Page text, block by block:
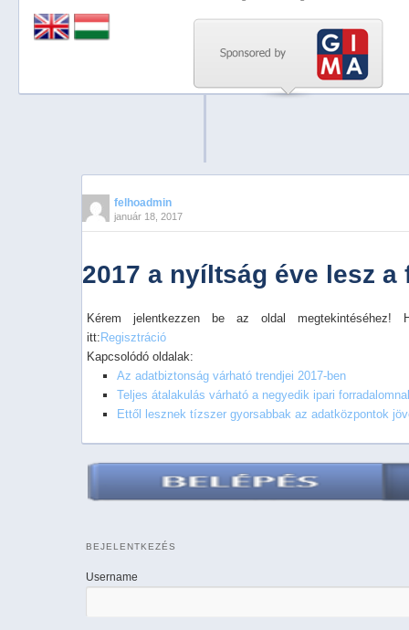
felhoadmin
január 18, 2017
2017 a nyíltság éve lesz a
Kérem jelentkezzen be az oldal megtekintéséhez!
itt: Regisztráció
Kapcsolódó oldalak:
Az adatbiztonság várható trendjei 2017-ben
Teljes átalakulás várható a negyedik ipari
Ettől lesznek tízszer gyorsabbak az adatközpontok
BEJELENTKEZÉS
Username